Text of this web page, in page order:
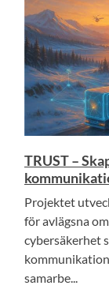
TRUST –
Projektet
för avlägsna
cybersäkerhet
samarbe...